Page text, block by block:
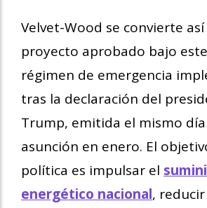
Velvet-Wood se convierte
proyecto aprobado bajo
régimen de emergencia
tras la declaración del
Trump, emitida el mismo
asunción en enero. El
política es impulsar el
energético nacional,